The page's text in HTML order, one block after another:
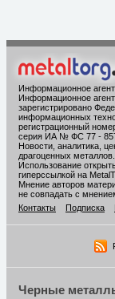
Информационное
Информационное
зарегистрировано
информационных
регистрационный
серия ИА № ФС 77 -
Новости, аналитика,
драгоценных металлов.
Использование
гиперссылкой на
Мнение авторов
не совпадать с
Контакты
Подписка
Черные